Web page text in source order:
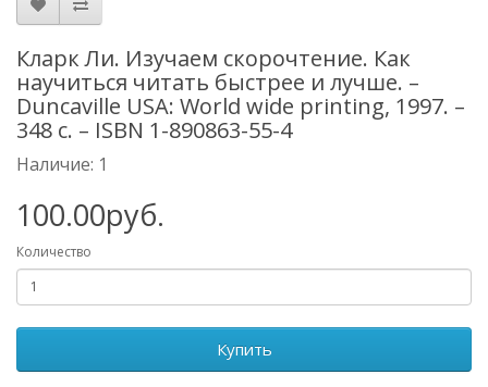
Кларк Ли. Изучаем скорочтение. Как
научиться читать быстрее и лучше. –
Duncaville USA: World wide printing, 1997. –
348 с. – ISBN 1-890863-55-4
Наличие: 1
100.00руб.
Количество
Купить